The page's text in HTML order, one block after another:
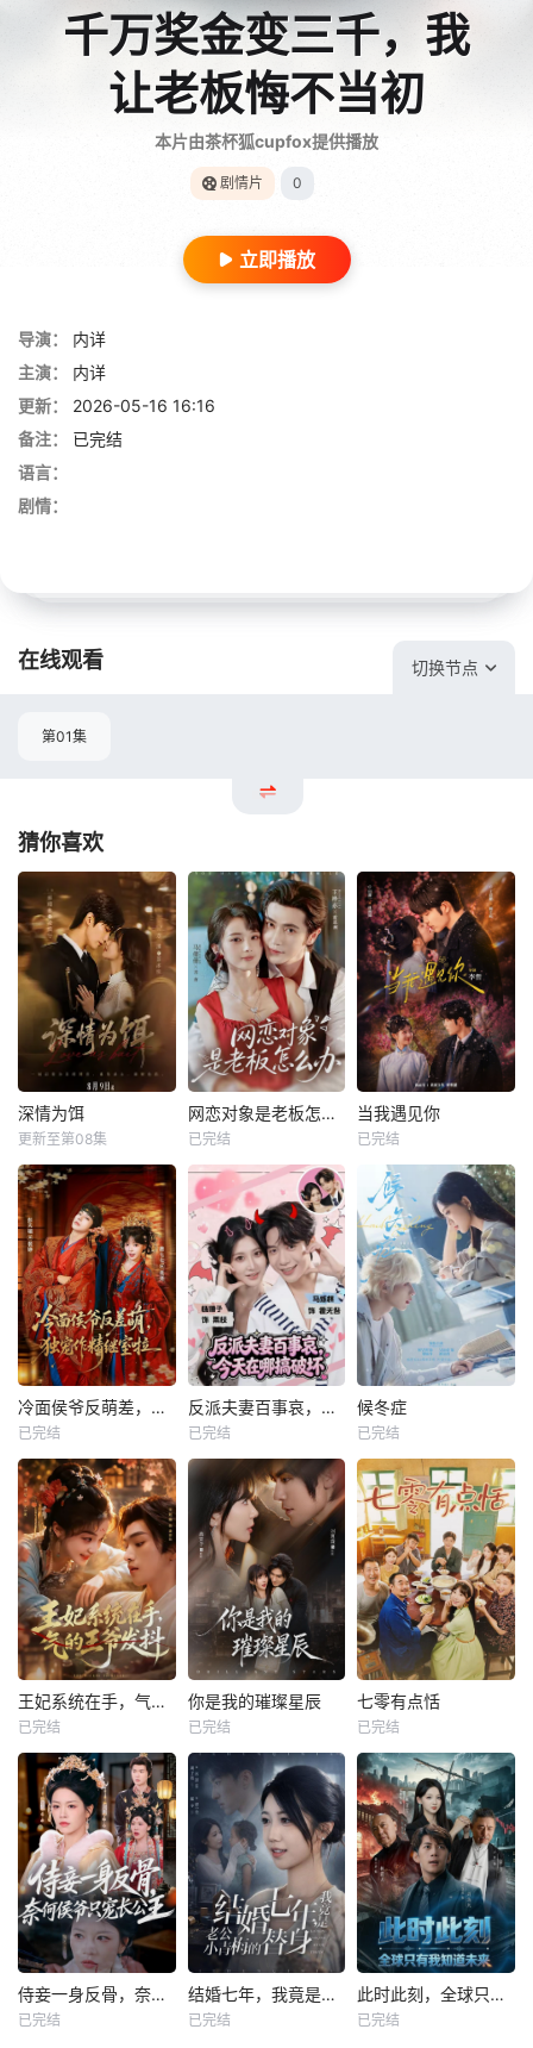
千万奖金变三千，我
让老板悔不当初
本片由茶杯狐cupfox提供播放
剧情片 0
立即播放
导演：
内详
主演：
内详
更新：
2026-05-16 16:16
备注：
已完结
语言：
剧情：
在线观看 切换节点
第01集
猜你喜欢
深情为饵
更新至第08集
网恋对象是老板怎么办
已完结
当我遇见你
已完结
冷面侯爷反萌差，独宠作精继室啦
已完结
反派夫妻百事哀，今天在哪搞破坏
已完结
候冬症
已完结
王妃系统在手，气的王爷发抖
已完结
你是我的璀璨星辰
已完结
七零有点恬
已完结
侍妾一身反骨，奈何侯爷只宠长公主
已完结
结婚七年，我竟是老公小青梅的替身
已完结
此时此刻，全球只有我知道未来
已完结